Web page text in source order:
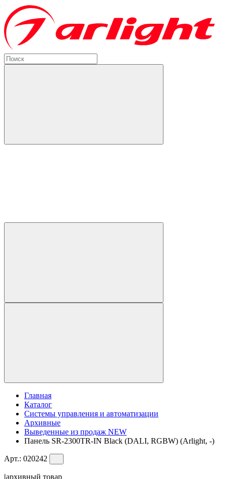
Главная
Каталог
Системы управления и автоматизации
Архивные
Выведенные из продаж NEW
Панель SR-2300TR-IN Black (DALI, RGBW) (Arlight, -)
Арт.: 020242
|архивный товар